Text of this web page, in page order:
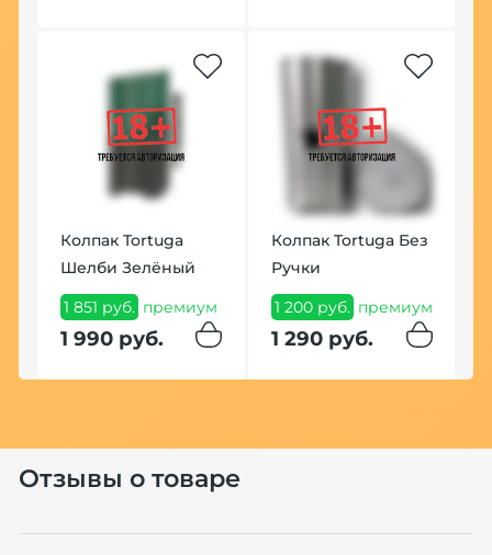
Колпак Tortuga
Шелби Зелёный
1 851 руб. премиум
1 990 руб.
Колпак Tortuga Без
Ручки
1 200 руб. премиум
1 290 руб.
Отзывы о товаре